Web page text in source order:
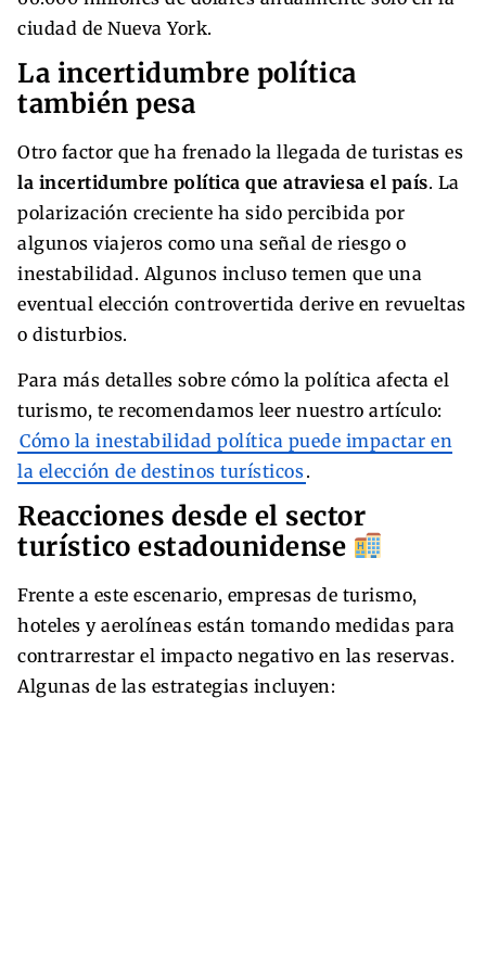
ciudad de Nueva York.
La incertidumbre política
también pesa
Otro factor que ha frenado la llegada de turistas es
la incertidumbre política que atraviesa el país. La
polarización creciente ha sido percibida por
algunos viajeros como una señal de riesgo o
inestabilidad. Algunos incluso temen que una
eventual elección controvertida derive en revueltas
o disturbios.
Para más detalles sobre cómo la política afecta el
turismo, te recomendamos leer nuestro artículo:
Cómo la inestabilidad política puede impactar en
la elección de destinos turísticos.
Reacciones desde el sector
turístico estadounidense
Frente a este escenario, empresas de turismo,
hoteles y aerolíneas están tomando medidas para
contrarrestar el impacto negativo en las reservas.
Algunas de las estrategias incluyen: